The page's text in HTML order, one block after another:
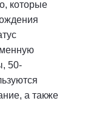
которые
50-
а также